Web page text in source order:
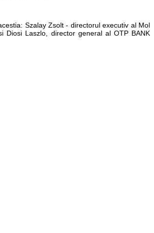
Szalay Zsolt - directorul executiv al Mol
Diosi Laszlo, director general al OTP BANK